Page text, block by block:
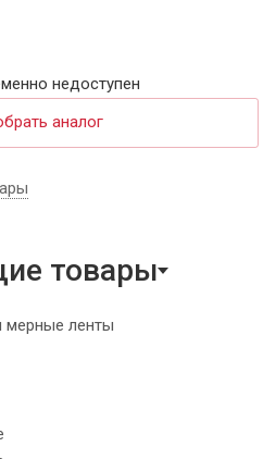
недоступен
аналог
товары
мерные ленты